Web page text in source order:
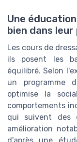
Une
bien dans leur
Les cours de
ils posent les
équilibré. Selon
un programme
optimise la
comportements
qui suivent des
amélioration